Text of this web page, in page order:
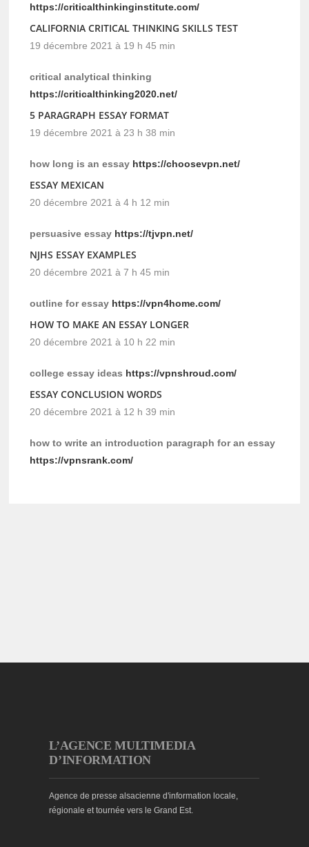
https://criticalthinkinginstitute.com/
CALIFORNIA CRITICAL THINKING SKILLS TEST
19 décembre 2021 à 19 h 45 min
critical analytical thinking
https://criticalthinking2020.net/
5 PARAGRAPH ESSAY FORMAT
19 décembre 2021 à 23 h 38 min
how long is an essay https://choosevpn.net/
ESSAY MEXICAN
20 décembre 2021 à 4 h 12 min
persuasive essay https://tjvpn.net/
NJHS ESSAY EXAMPLES
20 décembre 2021 à 7 h 45 min
outline for essay https://vpn4home.com/
HOW TO MAKE AN ESSAY LONGER
20 décembre 2021 à 10 h 22 min
college essay ideas https://vpnshroud.com/
ESSAY CONCLUSION WORDS
20 décembre 2021 à 12 h 39 min
how to write an introduction paragraph for an essay
https://vpnsrank.com/
L’AGENCE MULTIMEDIA
D’INFORMATION
Agence de presse alsacienne d'information locale,
régionale et tournée vers le Grand Est.